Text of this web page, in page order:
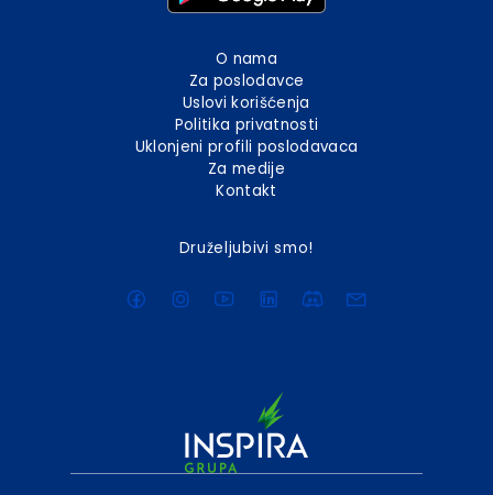
O nama
Za poslodavce
Uslovi korišćenja
Politika privatnosti
Uklonjeni profili poslodavaca
Za medije
Kontakt
Druželjubivi smo!